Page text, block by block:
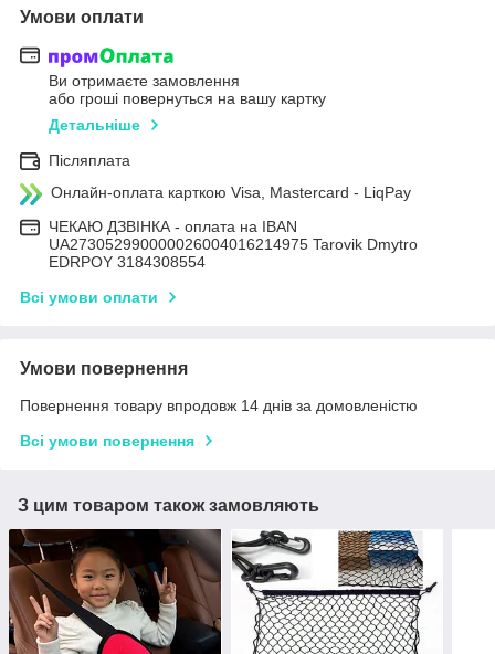
Умови оплати
Ви отримаєте замовлення
або гроші повернуться на вашу картку
Детальніше
Післяплата
Онлайн-оплата карткою Visa, Mastercard - LiqPay
ЧЕКАЮ ДЗВІНКА - оплата на IBAN
UA273052990000026004016214975 Tarovik Dmytro
EDRPOY 3184308554
Всі умови оплати
Умови повернення
Повернення товару впродовж 14 днів за домовленістю
Всі умови повернення
З цим товаром також замовляють